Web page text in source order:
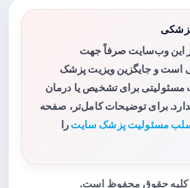
این وب‌سایت صرفاً جهت
است و جایگزین ویزیت پزشک
برای تشخیص یا درمان
برای توضیحات کامل‌تر، صفحه
مسئولیت پزشک سایت را